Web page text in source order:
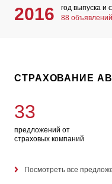
2016
год выпуска и
88 объявлений
СТРАХОВАНИЕ
33
предложений от
страховых компаний
Посмотреть все